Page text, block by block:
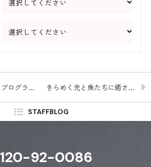
ンキング！ きらめく光と魚たちに癒されて 「水族館×アート」
STAFFBLOG
92-0086